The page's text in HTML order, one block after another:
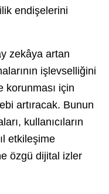
endişelerini
zekâya artan
işlevselliğini
korunması için
artıracak. Bunun
kullanıcıların
etkileşime
özgü dijital izler